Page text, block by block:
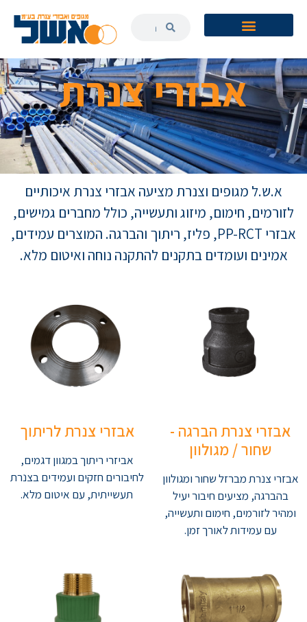
אבזרי צנרת
א.ש.ל מגופים וצנרת מציעה אבזרי צנרת איכותיים
לזורמים, חימום, מיזוג ותעשייה, כולל מחברים גמישים,
אבזרי PP-RCT, פליז, ריתוך והברגה. המוצרים עמידים,
אמינים ועומדים בתקנים להתקנה נוחה ואיטום מלא.
אבזרי צנרת הברגה -
שחור / מגולוון
אבזרי צנרת מברזל שחור ומגולוון
בהברגה, מציעים חיבור יעיל
ומהיר לזורמים, חימום ותעשייה,
עם עמידות לאורך זמן.
אבזרי צנרת לריתוך
אביזרי ריתוך במגוון דגמים,
לחיבורים חזקים ועמידים בצנרת
תעשייתית, עם איטום מלא.